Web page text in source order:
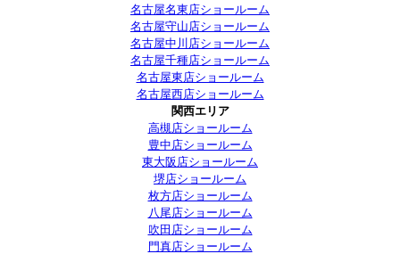
名古屋名東店ショールーム
名古屋守山店ショールーム
名古屋中川店ショールーム
名古屋千種店ショールーム
名古屋東店ショールーム
名古屋西店ショールーム
関西エリア
高槻店ショールーム
豊中店ショールーム
東大阪店ショールーム
堺店ショールーム
枚方店ショールーム
八尾店ショールーム
吹田店ショールーム
門真店ショールーム